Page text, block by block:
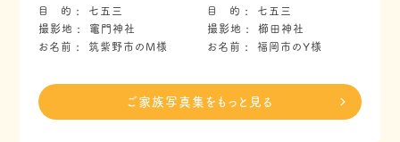
目 的
七五三
撮影地
竈門神社
お名前
筑紫野市のM様
目 的
七五三
撮影地
櫛田神社
お名前
福岡市のY様
ご家族写真集をもっと見る